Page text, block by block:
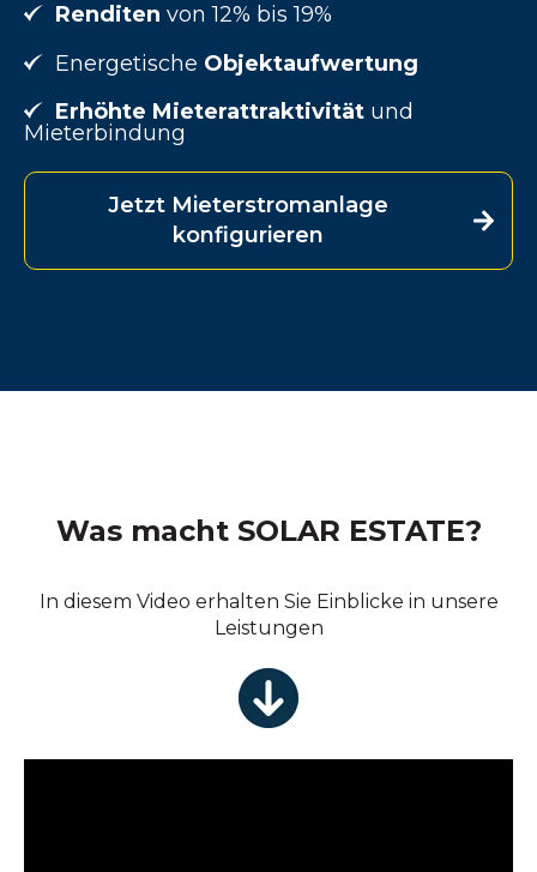
Renditen von 12% bis 19%
Energetische Objektaufwertung
Erhöhte Mieterattraktivität und
Mieterbindung
Jetzt Mieterstromanlage
konfigurieren
Was macht SOLAR ESTATE?
In diesem Video erhalten Sie Einblicke in unsere
Leistungen